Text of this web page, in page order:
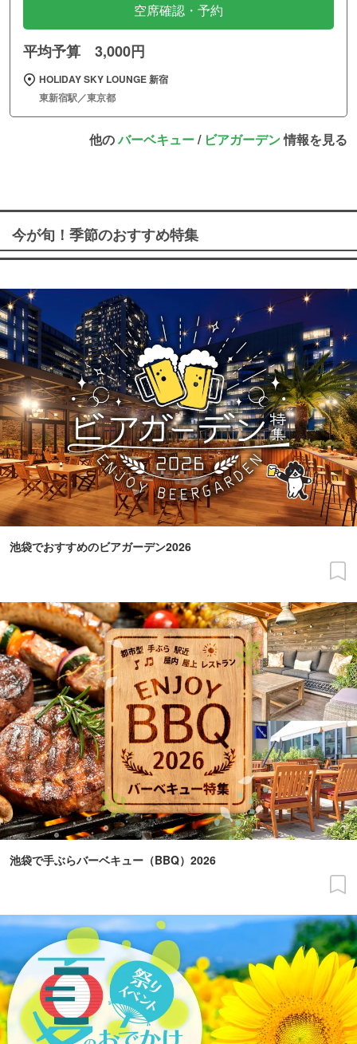
空席確認・予約
平均予算 3,000円
HOLIDAY SKY LOUNGE 新宿
東新宿駅／東京都
他のバーベキュー/ ビアガーデン情報を見る
今が旬！季節のおすすめ特集
池袋でおすすめのビアガーデン2026
池袋で手ぶらバーベキュー（BBQ）2026